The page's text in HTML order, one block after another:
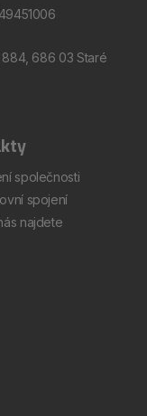
884, 686 03 Staré
společnosti
spojení
najdete